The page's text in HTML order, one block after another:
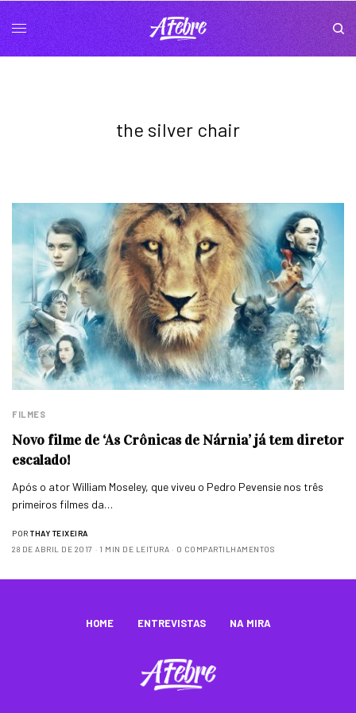
the silver chair
FILMES
Novo filme de ‘As Crônicas de Nárnia’ já tem diretor
escalado!
Após o ator William Moseley, que viveu o Pedro Pevensie nos três
primeiros filmes da…
POR THAY TEIXEIRA
28 DE ABRIL DE 2017
1 MIN DE LEITURA 0 COMPARTILHAMENTOS
HOME ENTREVISTAS NA MIRA